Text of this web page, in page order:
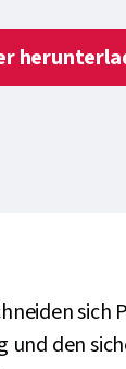
sich
und den